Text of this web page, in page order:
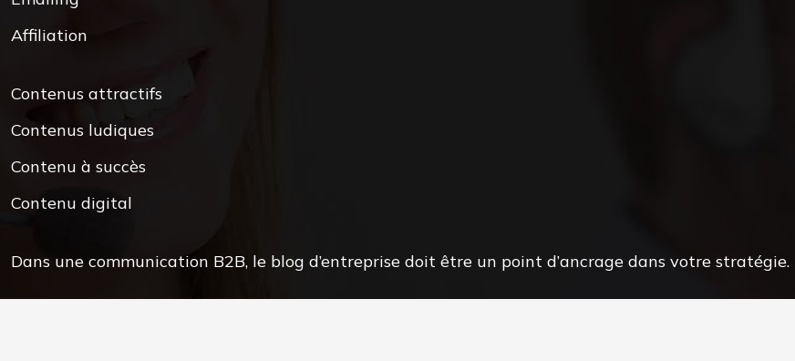
Affiliation
Contenus attractifs
Contenus ludiques
Contenu à succès
Contenu digital
Dans une communication B2B, le blog d’entreprise doit être un point d’ancrage dans votre stratégie.